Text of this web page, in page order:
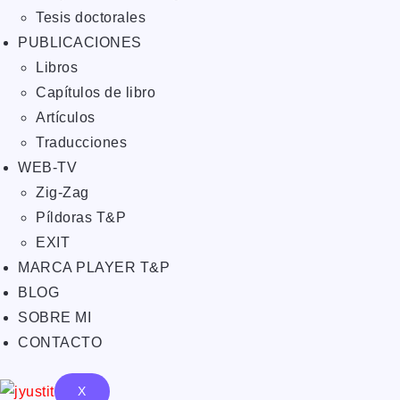
Tesis doctorales
PUBLICACIONES
Libros
Capítulos de libro
Artículos
Traducciones
WEB-TV
Zig-Zag
Píldoras T&P
EXIT
MARCA PLAYER T&P
BLOG
SOBRE MI
CONTACTO
X